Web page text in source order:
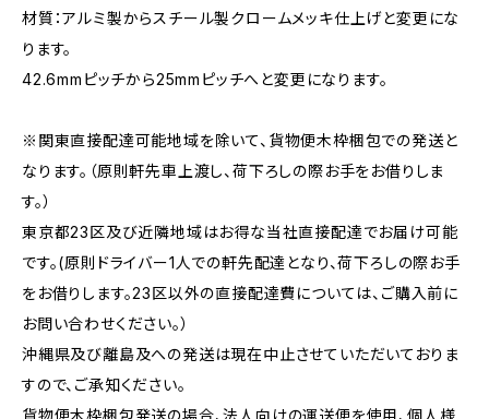
材質：アルミ製からスチール製クロームメッキ仕上げと変更にな
ります。
42.6mmピッチから25mmピッチへと変更になります。
※関東直接配達可能地域を除いて、貨物便木枠梱包での発送と
なります。（原則軒先車上渡し、荷下ろしの際お手をお借りしま
す。）
東京都23区及び近隣地域はお得な当社直接配達でお届け可能
です。(原則ドライバー1人での軒先配達となり、荷下ろしの際お手
をお借りします。23区以外の直接配達費については、ご購入前に
お問い合わせください。）
沖縄県及び離島及への発送は現在中止させていただいておりま
すので、ご承知ください。
貨物便木枠梱包発送の場合、法人向けの運送便を使用、個人様